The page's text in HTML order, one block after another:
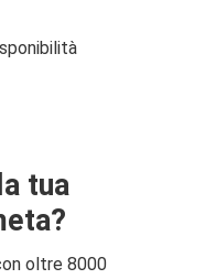
tua
oltre 8000